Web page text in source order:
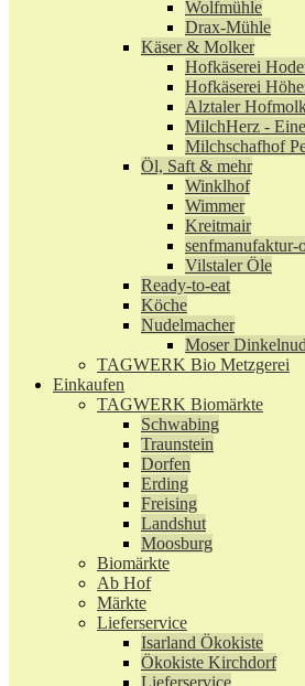
Wolfmühle
Drax-Mühle
Käser & Molker
Hofkäserei
Hofkäserei
Alztaler
MilchHerz -
Milchschafhof
Öl, Saft & mehr
Winklhof
Wimmer
Kreitmair
senfmanufaktur-
Vilstaler Öle
Ready-to-eat
Köche
Nudelmacher
Moser
TAGWERK Bio Metzgerei
Einkaufen
TAGWERK Biomärkte
Schwabing
Traunstein
Dorfen
Erding
Freising
Landshut
Moosburg
Biomärkte
Ab Hof
Märkte
Lieferservice
Isarland Ökokiste
Ökokiste Kirchdorf
Lieferservice